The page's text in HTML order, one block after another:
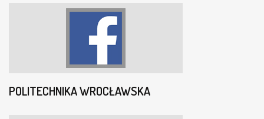
POLITECHNIKA WROCŁAWSKA